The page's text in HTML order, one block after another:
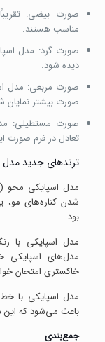
صورت بیضی:
مناسب هستند.
صورت گرد: مدل
دیده شود.
صورت مربعی: مدل
صورت بیشتر نمایان
صورت مستطیلی:
تعادل در فرم صورت
ترندهای جدید مدل
شدن کناره‌های مو،
بود.
مدل‌های اسپایکی
خاکستری امتحان
مدل اسپایکی با
باعث می‌شود که این
جمع‌بندی